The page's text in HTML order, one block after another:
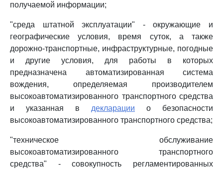
получаемой информации;
"среда штатной эксплуатации" - окружающие и
географические условия, время суток, а также
дорожно-транспортные, инфраструктурные, погодные
и другие условия, для работы в которых
предназначена автоматизированная система
вождения, определяемая производителем
высокоавтоматизированного транспортного средства
и указанная в декларации о безопасности
высокоавтоматизированного транспортного средства;
"техническое обслуживание
высокоавтоматизированного транспортного
средства" - совокупность регламентированных